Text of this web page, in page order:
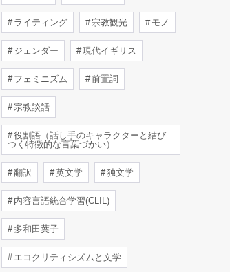
ライティング 宗教観光 モノ
ジェンダー 現代イギリス
フェミニズム 前置詞
宗教談話
役割語（話し手のキャラクターと結び
つく特徴的な言葉づかい）
翻訳 英文学 独文学
内容言語統合学習(CLIL)
多和田葉子
エコクリティシズムと文学